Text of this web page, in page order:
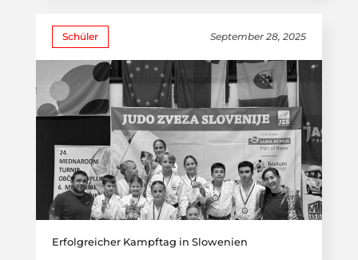
Schüler September 28, 2025
Erfolgreicher Kampftag in Slowenien